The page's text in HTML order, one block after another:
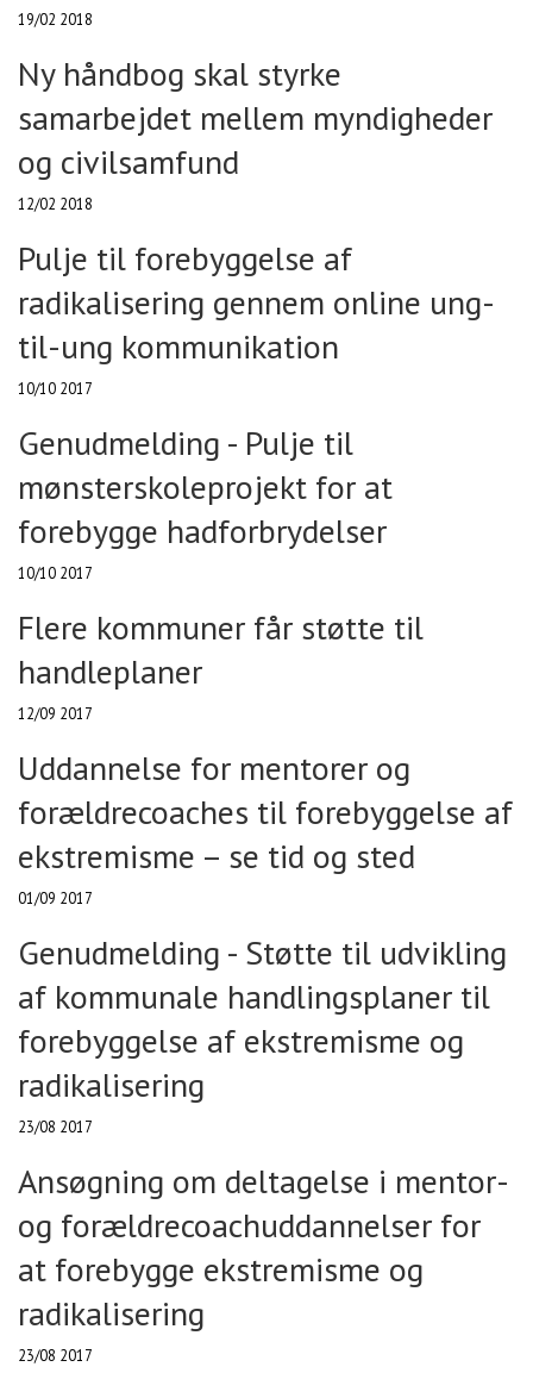
19/02 2018
Ny håndbog skal styrke
samarbejdet mellem myndigheder
og civilsamfund
12/02 2018
Pulje til forebyggelse af
radikalisering gennem online ung-
til-ung kommunikation
10/10 2017
Genudmelding - Pulje til
mønsterskoleprojekt for at
forebygge hadforbrydelser
10/10 2017
Flere kommuner får støtte til
handleplaner
12/09 2017
Uddannelse for mentorer og
forældrecoaches til forebyggelse af
ekstremisme – se tid og sted
01/09 2017
Genudmelding - Støtte til udvikling
af kommunale handlingsplaner til
forebyggelse af ekstremisme og
radikalisering
23/08 2017
Ansøgning om deltagelse i mentor-
og forældrecoachuddannelser for
at forebygge ekstremisme og
radikalisering
23/08 2017